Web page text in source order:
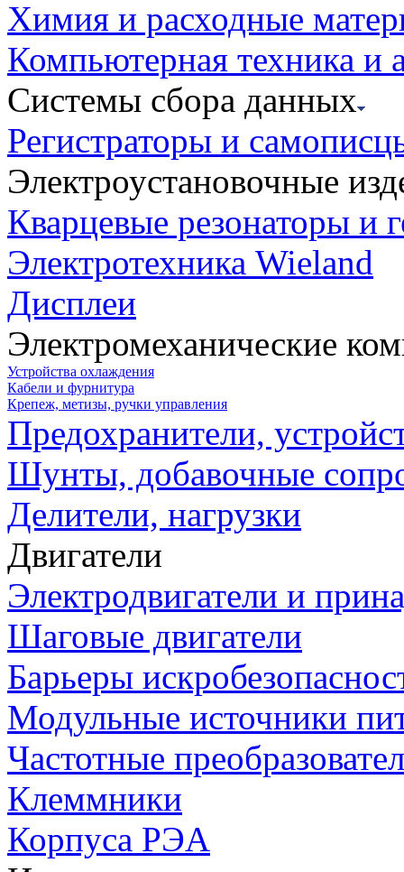
Химия и расходные
Компьютерная техника и
Системы сбора данных
Регистраторы и
Электроустановочные
Кварцевые резонаторы и
Электротехника Wieland
Дисплеи
Электромеханические
Устройства охлаждения
Кабели и фурнитура
Крепеж, метизы, ручки управления
Предохранители,
Шунты, добавочные
Делители, нагрузки
Двигатели
Электродвигатели и
Шаговые двигатели
Барьеры
Модульные источники
Частотные
Клеммники
Корпуса РЭА